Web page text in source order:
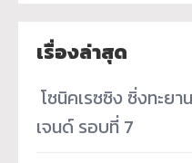
เรื่องล่าสุด
โซนิคเรซซิง ซิ่งทะย
เจนด์ รอบที่ 7